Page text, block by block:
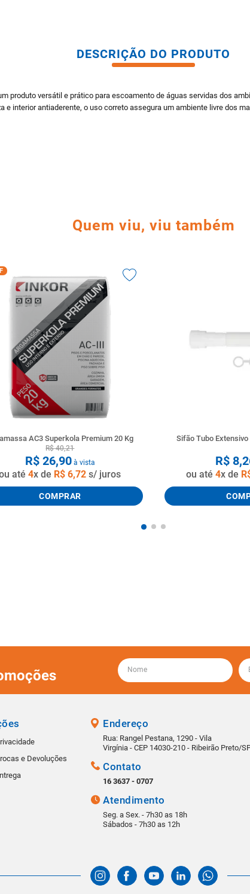
DESCRIÇÃO DO PRODUTO
produto versátil e prático para escoamento de águas servidas dos
interior antiaderente, o uso correto assegura um ambiente livre dos
Quem viu, viu também
AC3 Superkola Premium 20 Kg
R$ 40,21
R$ 26,90à vista
até4x de R$ 6,72 s/ juros
COMPRAR
Sifão Tubo
R$ 8,
ou até4x de
e Devoluções
Endereço
Rua: Rangel Pestana, 1290 - Vila
Virgínia - CEP 14030-210 - Ribeirão Preto/
Contato
16 3637 - 0707
Atendimento
Seg. a Sex. - 7h30 as 18h
Sábados - 7h30 as 12h